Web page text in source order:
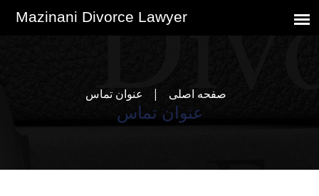
صفحه اصلی عنوان تماس
عنوان تماس